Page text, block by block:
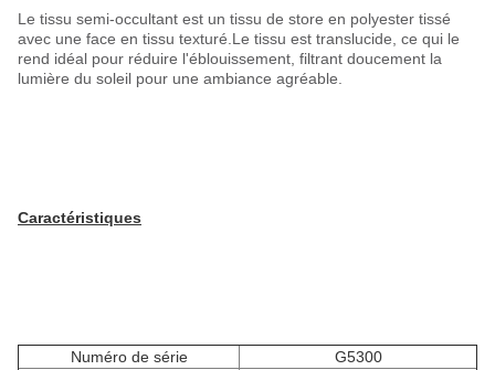
Le tissu semi-occultant est un tissu de store en polyester tissé
avec une face en tissu texturé.Le tissu est translucide, ce qui le
rend idéal pour réduire l'éblouissement, filtrant doucement la
lumière du soleil pour une ambiance agréable.
Caractéristiques
Numéro de série
G5300